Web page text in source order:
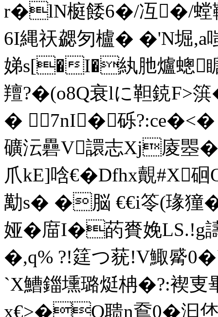
r�lN榳餧6�/冱�/螳
6I縄祆勰匇 櫨� �'N堀
娣s[�I�紈肔爐蟌
羶?�(o8Q衰lに靼鋴
� 7nI�砾
礦沄礨V譞志Xj庱瞾
爪kE]唅€�Dfhx覿#X
勱s� �脳 €€i笭(瑑獞
娅�庿I�菂賚娩LS.!g
�,q% ?!筳つ莸!V鯫觱
`X鰽鍿壎璐烶柟�?:褉叓
x€>�O聩n鴌0�汩